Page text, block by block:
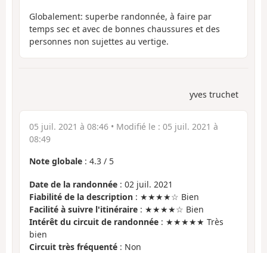
Globalement: superbe randonnée, à faire par
temps sec et avec de bonnes chaussures et des
personnes non sujettes au vertige.
yves truchet
05 juil. 2021 à 08:46 • Modifié le : 05 juil. 2021 à
08:49
Note globale : 4.3 / 5
Date de la randonnée : 02 juil. 2021
Fiabilité de la description : ★★★★☆ Bien
Facilité à suivre l'itinéraire : ★★★★☆ Bien
Intérêt du circuit de randonnée : ★★★★★ Très
bien
Circuit très fréquenté : Non